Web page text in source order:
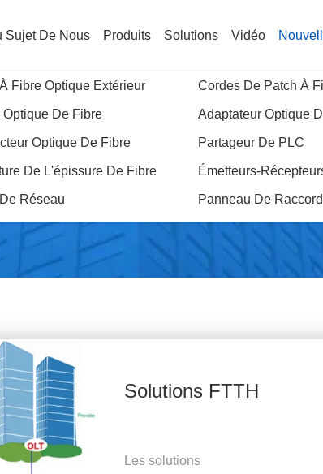
Sujet De Nous Produits
Fibre Optique Extérieur Cordes De Patch À
Optique De Fibre Adaptateur Optique
Optique De Fibre Partageur De PLC
De L'épissure De Fibre Émetteurs-
Réseau Panneau De
Solutions Vidéo
Nouvelles
Solutions FTTH
Les solutions